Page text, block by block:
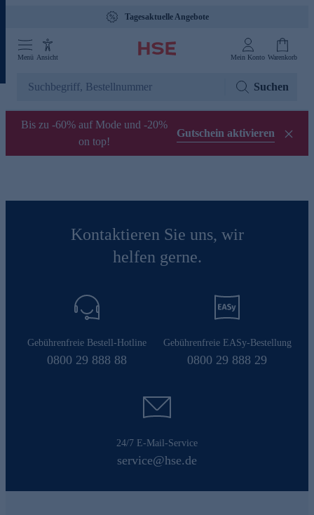
Tagesaktuelle Angebote
Menü Ansicht Mein Konto Warenkorb
Suchen
Bis zu -60% auf Mode und -20%
on top!
Gutschein aktivieren
Kontaktieren Sie uns, wir
helfen gerne.
Gebührenfreie Bestell-Hotline
0800 29 888 88
Gebührenfreie EASy-Bestellung
0800 29 888 29
24/7 E-Mail-Service
service@hse.de